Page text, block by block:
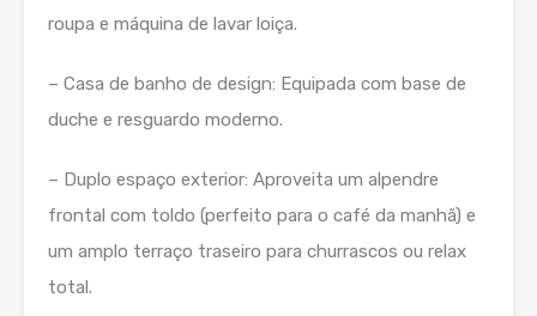
roupa e máquina de lavar loiça.
– Casa de banho de design: Equipada com base de
duche e resguardo moderno.
– Duplo espaço exterior: Aproveita um alpendre
frontal com toldo (perfeito para o café da manhã) e
um amplo terraço traseiro para churrascos ou relax
total.